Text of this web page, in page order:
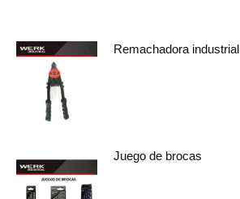
Remachadora industrial
Juego de brocas